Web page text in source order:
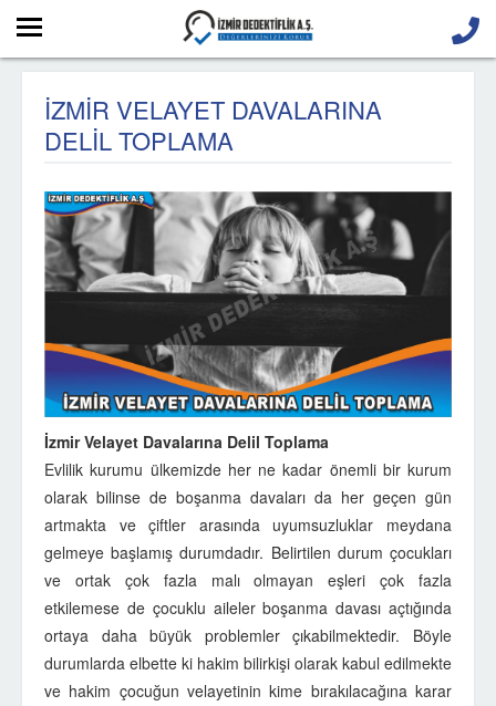
İZMİR VELAYET DAVALARINA
DELİL TOPLAMA
İzmir Velayet Davalarına Delil Toplama
Evlilik kurumu ülkemizde her ne kadar önemli bir kurum
olarak bilinse de boşanma davaları da her geçen gün
artmakta ve çiftler arasında uyumsuzluklar meydana
gelmeye başlamış durumdadır. Belirtilen durum çocukları
ve ortak çok fazla malı olmayan eşleri çok fazla
etkilemese de çocuklu aileler boşanma davası açtığında
ortaya daha büyük problemler çıkabilmektedir. Böyle
durumlarda elbette ki hakim bilirkişi olarak kabul edilmekte
ve hakim çocuğun velayetinin kime bırakılacağına karar